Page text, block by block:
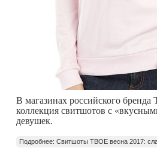
В магазинах российского
коллекция свитшотов с
девушек.
Подробнее: Свитшоты ТВОЕ весна 2017: